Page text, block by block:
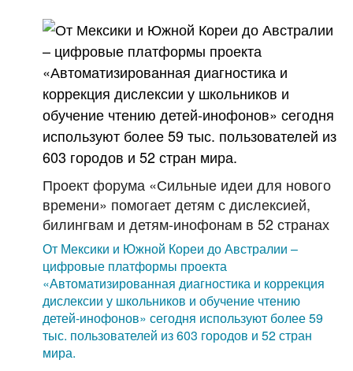
Проект форума «Сильные идеи для нового
времени» помогает детям с дислексией,
билингвам и детям-инофонам в 52 странах
От Мексики и Южной Кореи до Австралии –
цифровые платформы проекта
«Автоматизированная диагностика и коррекция
дислексии у школьников и обучение чтению
детей-инофонов» сегодня используют более 59
тыс. пользователей из 603 городов и 52 стран
мира.